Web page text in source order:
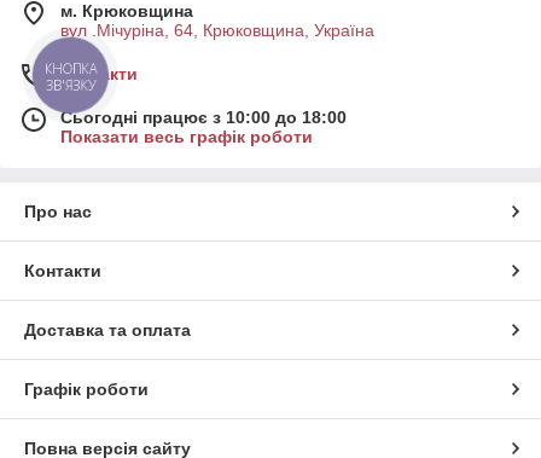
м. Крюковщина
вул .Мічуріна, 64, Крюковщина, Україна
Контакти
Сьогодні працює з 10:00 до 18:00
Показати весь графік роботи
Про нас
Контакти
Доставка та оплата
Графік роботи
Повна версія сайту
КНОПКА
ЗВ'ЯЗКУ